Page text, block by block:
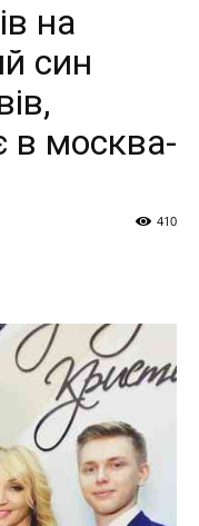
на
син
в москва-
410